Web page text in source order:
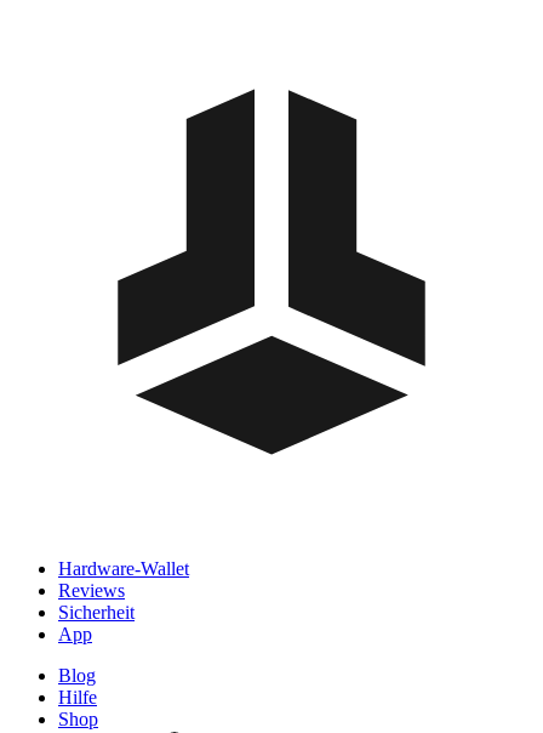
Hardware-Wallet
Reviews
Sicherheit
App
Blog
Hilfe
Shop